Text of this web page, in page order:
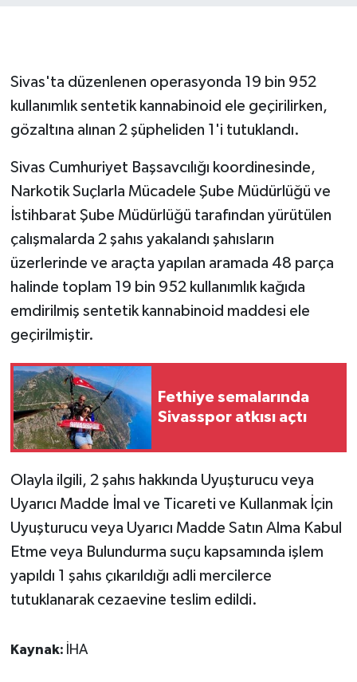
Sivas'ta düzenlenen operasyonda 19 bin 952
kullanımlık sentetik kannabinoid ele geçirilirken,
gözaltına alınan 2 şüpheliden 1'i tutuklandı.
Sivas Cumhuriyet Başsavcılığı koordinesinde,
Narkotik Suçlarla Mücadele Şube Müdürlüğü ve
İstihbarat Şube Müdürlüğü tarafından yürütülen
çalışmalarda 2 şahıs yakalandı şahısların
üzerlerinde ve araçta yapılan aramada 48 parça
halinde toplam 19 bin 952 kullanımlık kağıda
emdirilmiş sentetik kannabinoid maddesi ele
geçirilmiştir.
Fethiye semalarında
Sivasspor atkısı açtı
Olayla ilgili, 2 şahıs hakkında Uyuşturucu veya
Uyarıcı Madde İmal ve Ticareti ve Kullanmak İçin
Uyuşturucu veya Uyarıcı Madde Satın Alma Kabul
Etme veya Bulundurma suçu kapsamında işlem
yapıldı 1 şahıs çıkarıldığı adli mercilerce
tutuklanarak cezaevine teslim edildi.
Kaynak: İHA
Flaş Haber
Gayrimenkul
GÜNDEM
Güvenlik
İNSAN
Jandarma
Kadın
KÜLTÜR SANAT
MAGAZİN
Otomobil
POLİTİKA
Sağlık